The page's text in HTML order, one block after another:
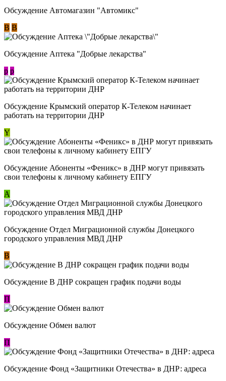
Обсуждение Автомагазин "Автомикс"
В В
Обсуждение Аптека "Добрые лекарства"
p p
Обсуждение Крымский оператор К-Телеком начинает
работать на территории ДНР
Y
Обсуждение ​Абоненты «Феникс» в ДНР могут привязать
свои телефоны к личному кабинету ЕПГУ
А
Обсуждение Отдел Миграционной службы Донецкого
городского управления МВД ДНР
В
Обсуждение В ДНР сокращен график подачи воды
П
Обсуждение Обмен валют
П
Обсуждение Фонд «Защитники Отечества» в ДНР: адреса